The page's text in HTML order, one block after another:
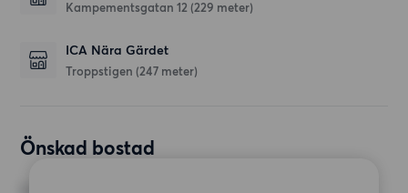
Kampementsgatan 12 (229 meter)
ICA Nära Gärdet
Troppstigen (247 meter)
Önskad bostad